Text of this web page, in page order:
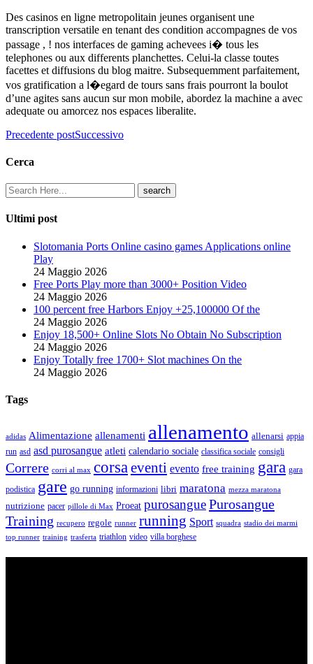
Des casinos en ligne metropolitain jeunes organisent une
transcription versatile en tenant des condition accompagnes de vos
passage , ! nos interfaces de gaming achevees i� tous les
telephones ou aux differents planchettes. Celui-la classe toutes
facettes et diffusions du blog maitre. Subsequemment parfaitement,
vos gratification a l�egard de tours sans frais pourront la boulot
d’une agites sans aucun sur mon mobile, abordez la machine a avec
adequate ou amorcez nos espaces liberalite.
Precedente postSuccessivo
Cerca
Ultimi post
Slotomania Ports Online casino games Applications online
Play
24 Maggio 2026
Free Ports Play more than 3000+ Position Video
24 Maggio 2026
100 percent free Harbors Enjoy +25,100000 Of the
24 Maggio 2026
Enjoy 18,500+ Online Slots No Obtain No Subscription
24 Maggio 2026
Enjoy Totally free 1700+ Slot machines On the
24 Maggio 2026
Tags
adidas Alimentazione allenamenti allenamento allenarsi appia
run asd asd purosangue atleti calendario sociale classifica sociale consigli
Correre corri al max corsa eventi evento free training gara gara
podistica gare go running informazioni libri maratona mezza maratona
nutrizione pacer pillole di Max Proeat purosanguePurosangue
Training recupero regole runner running Sport squadra stadio dei marmi
top runner training trasferta triathlon video villa borghese